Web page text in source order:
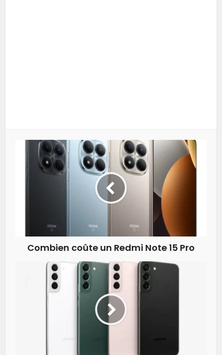
Combien coûte un Redmi Note 15 Pro